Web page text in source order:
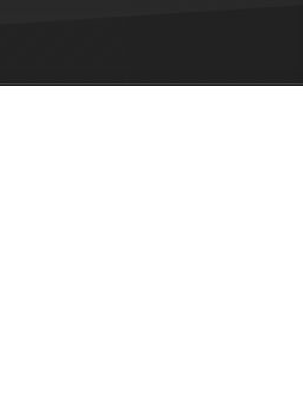
Noël du JJB -
Noël du JJB !...Plus